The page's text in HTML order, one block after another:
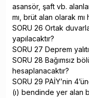
asansör, şaft vb.
mı, brüt alan olarak
SORU 26 Ortak
yapılacaktır?
SORU 27 Deprem
SORU 28 Bağımsız
hesaplanacaktır?
SORU 29 PAİY’nin
(ı) bendinde yer alan